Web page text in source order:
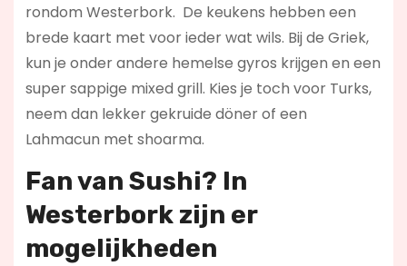
rondom Westerbork. De keukens hebben een
brede kaart met voor ieder wat wils. Bij de Griek,
kun je onder andere hemelse gyros krijgen en een
super sappige mixed grill. Kies je toch voor Turks,
neem dan lekker gekruide döner of een
Lahmacun met shoarma.
Fan van Sushi? In
Westerbork zijn er
mogelijkheden